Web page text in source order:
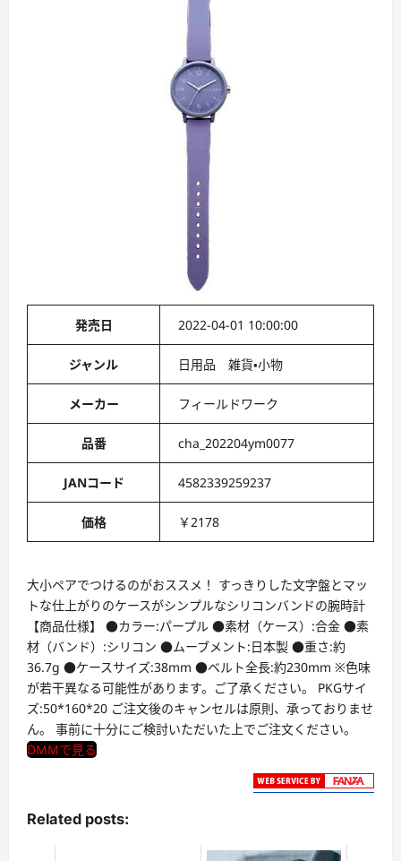
発売日 2022-04-01 10:00:00
ジャンル 日用品 雑貨・小物
メーカー フィールドワーク
品番 cha_202204ym0077
JANコード 4582339259237
価格 ￥2178
大小ペアでつけるのがおススメ！ すっきりした文字盤とマッ
トな仕上がりのケースがシンプルなシリコンバンドの腕時計
【商品仕様】 ●カラー:パープル ●素材（ケース）:合金 ●素
材（バンド）:シリコン ●ムーブメント:日本製 ●重さ:約
36.7g ●ケースサイズ:38mm ●ベルト全長:約230mm ※色味
が若干異なる可能性があります。ご了承ください。 PKGサイ
ズ:50*160*20 ご注文後のキャンセルは原則、承っておりませ
ん。 事前に十分にご検討いただいた上でご注文ください。
DMMで見る
Related posts: